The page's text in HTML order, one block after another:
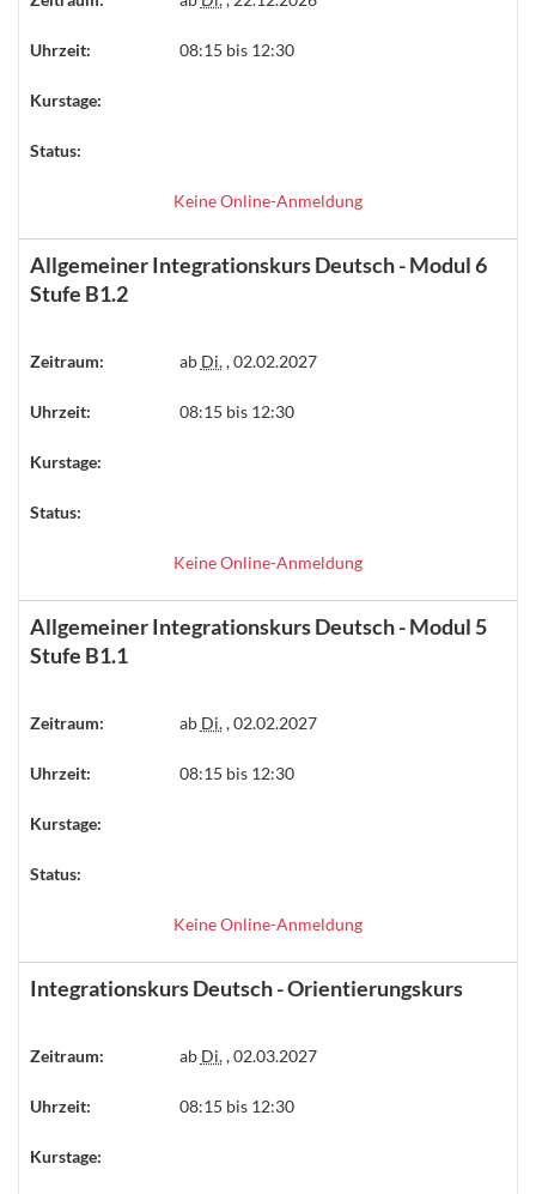
Uhrzeit: 08:15 bis 12:30
Kurstage:
Status:
Keine Online-Anmeldung
Allgemeiner Integrationskurs Deutsch - Modul 6
Stufe B1.2
Zeitraum: ab Di., 02.02.2027
Uhrzeit: 08:15 bis 12:30
Kurstage:
Status:
Keine Online-Anmeldung
Allgemeiner Integrationskurs Deutsch - Modul 5
Stufe B1.1
Zeitraum: ab Di., 02.02.2027
Uhrzeit: 08:15 bis 12:30
Kurstage:
Status:
Keine Online-Anmeldung
Integrationskurs Deutsch - Orientierungskurs
Zeitraum: ab Di., 02.03.2027
Uhrzeit: 08:15 bis 12:30
Kurstage: